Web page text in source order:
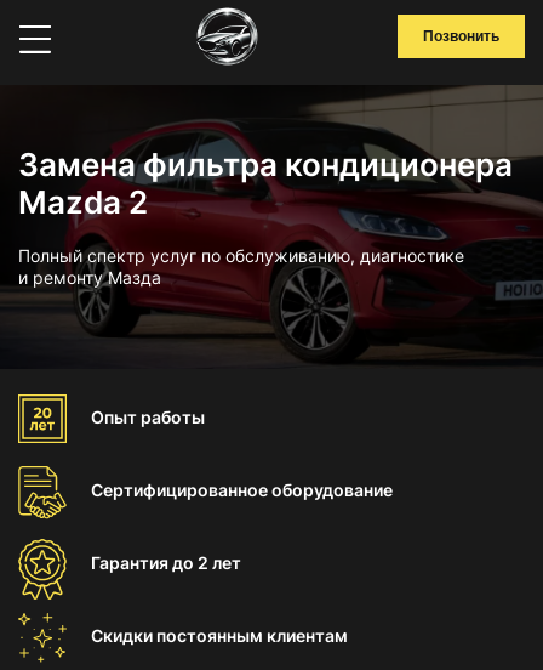
Позвонить
Замена фильтра кондиционера
Mazda 2
Полный спектр услуг по обслуживанию, диагностике
и ремонту Мазда
Опыт работы
Сертифицированноеоборудование
Гарантиядо 2 лет
Скидки постоянным клиентам